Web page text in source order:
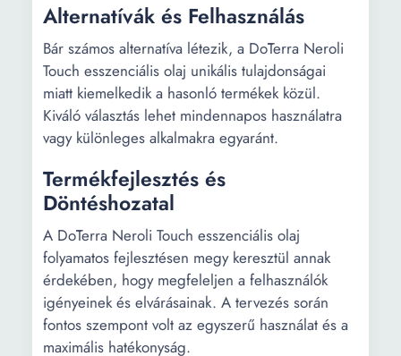
Alternatívák és Felhasználás
Bár számos alternatíva létezik, a DōTerra Neroli
Touch esszenciális olaj unikális tulajdonságai
miatt kiemelkedik a hasonló termékek közül.
Kiváló választás lehet mindennapos használatra
vagy különleges alkalmakra egyaránt.
Termékfejlesztés és
Döntéshozatal
A DōTerra Neroli Touch esszenciális olaj
folyamatos fejlesztésen megy keresztül annak
érdekében, hogy megfeleljen a felhasználók
igényeinek és elvárásainak. A tervezés során
fontos szempont volt az egyszerű használat és a
maximális hatékonyság.